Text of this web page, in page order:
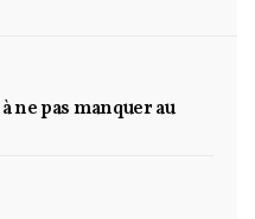
ne pas manquer au